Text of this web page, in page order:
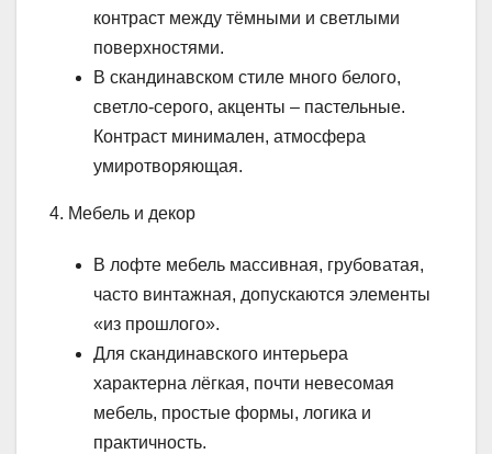
контраст между тёмными и светлыми
поверхностями.
В скандинавском стиле много белого,
светло-серого, акценты – пастельные.
Контраст минимален, атмосфера
умиротворяющая.
4. Мебель и декор
В лофте мебель массивная, грубоватая,
часто винтажная, допускаются элементы
«из прошлого».
Для скандинавского интерьера
характерна лёгкая, почти невесомая
мебель, простые формы, логика и
практичность.